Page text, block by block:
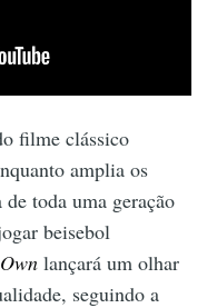
filme clássico
amplia os
toda uma geração
beisebol
lançará um olhar
seguindo a